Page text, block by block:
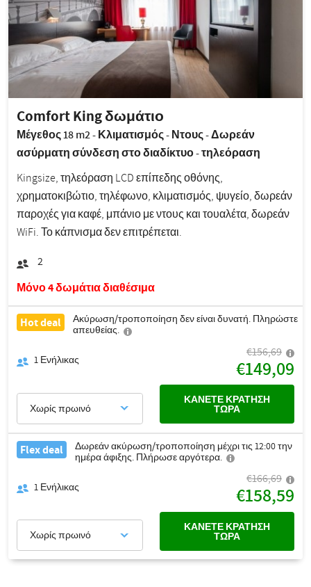
Comfort King δωμάτιο
Μέγεθος 18 m2 - Κλιματισμός - Ντους - Δωρεάν
ασύρματη σύνδεση στο διαδίκτυο - τηλεόραση
Kingsize, τηλεόραση LCD επίπεδης οθόνης,
χρηματοκιβώτιο, τηλέφωνο, κλιματισμός, ψυγείο, δωρεάν
παροχές για καφέ, μπάνιο με ντους και τουαλέτα, δωρεάν
WiFi. Το κάπνισμα δεν επιτρέπεται.
2
Μόνο 4 δωμάτια διαθέσιμα
Hot deal
Ακύρωση/τροποποίηση δεν είναι δυνατή. Πληρώστε
απευθείας.
1 Ενήλικας
€156,69
€149,09
Χωρίς πρωινό
ΚΆΝΕΤΕ ΚΡΆΤΗΣΗ
ΤΏΡΑ
Flex deal
Δωρεάν ακύρωση/τροποποίηση μέχρι τις 12:00 την
ημέρα άφιξης. Πλήρωσε αργότερα.
1 Ενήλικας
€166,69
€158,59
Χωρίς πρωινό
ΚΆΝΕΤΕ ΚΡΆΤΗΣΗ
ΤΏΡΑ